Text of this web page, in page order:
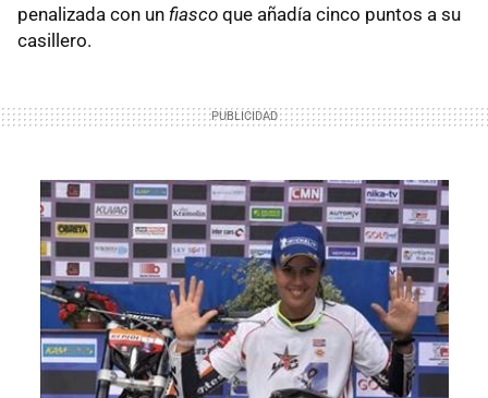
penalizada con un fiasco que añadía cinco puntos a su
casillero.